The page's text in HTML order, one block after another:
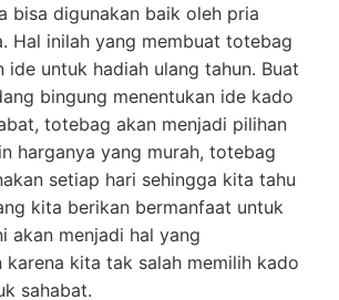
bisa digunakan baik oleh pria
Hal inilah yang membuat totebag
ide untuk hadiah ulang tahun. Buat
bingung menentukan ide kado
totebag akan menjadi pilihan
harganya yang murah, totebag
setiap hari sehingga kita tahu
kita berikan bermanfaat untuk
akan menjadi hal yang
karena kita tak salah memilih kado
sahabat.